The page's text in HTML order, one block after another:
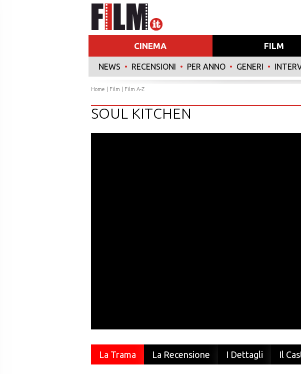
CINEMA FILM
NEWS • RECENSIONI • PER ANNO • GENERI •
Home Film Film A-Z
SOUL KITCHEN
La Trama La Recensione I Dettagli Il